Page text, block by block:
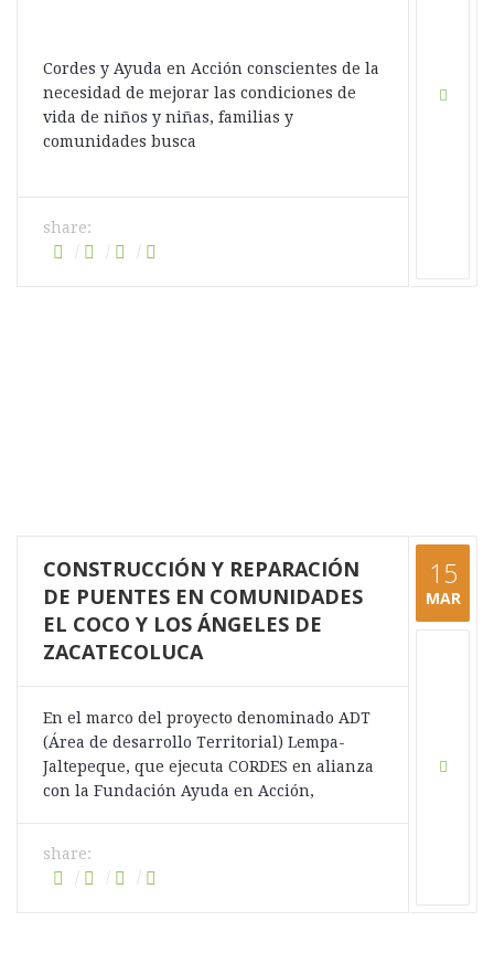
Cordes y Ayuda en Acción conscientes de la
necesidad de mejorar las condiciones de
vida de niños y niñas, familias y
comunidades busca
share:
CONSTRUCCIÓN Y REPARACIÓN
DE PUENTES EN COMUNIDADES
EL COCO Y LOS ÁNGELES DE
ZACATECOLUCA
En el marco del proyecto denominado ADT
(Área de desarrollo Territorial) Lempa-
Jaltepeque, que ejecuta CORDES en alianza
con la Fundación Ayuda en Acción,
share:
15
MAR